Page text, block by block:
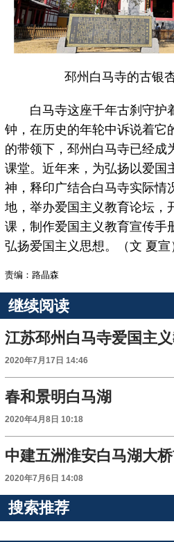
邳州白马寺的古银
白马寺这座千年古刹守护
钟，在历史的年轮中诉说着它
的带领下，邳州白马寺已经成
课堂。近年来，为弘扬以爱国
神，释印广结合白马寺实际情
地，举办爱国主义教育论坛，
课，制作爱国主义教育宣传手
弘扬爱国主义思想。（文 夏宣
责编：路晶森
继续阅读
2020年7月17日 14:46
春和景明白马湖
2020年4月8日 10:18
2020年7月6日 14:08
搜索推荐